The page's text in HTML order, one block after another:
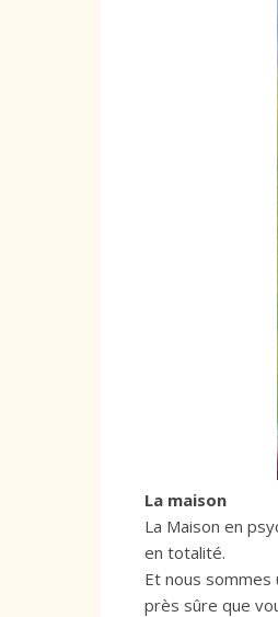
La maison
La Maison en
en totalité.
Et nous sommes
près sûre que